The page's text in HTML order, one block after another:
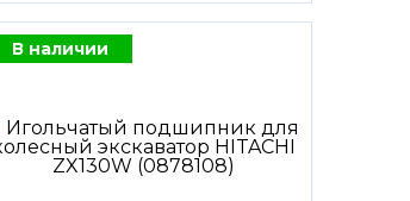
В наличии